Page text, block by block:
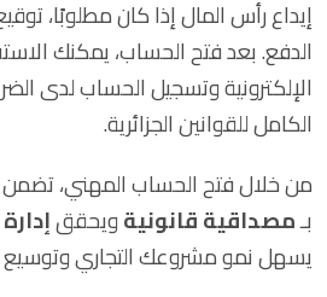
إيداع رأس المال إذا كان مطلوبًا،
الدفع. بعد فتح الحساب، يمكنك
الإلكترونية وتسجيل الحساب لدى
الكامل للقوانين الجزائرية.
من خلال فتح الحساب المهني،
بـمصداقية قانونيةويحقق
يسهل نمو مشروعك التجاري